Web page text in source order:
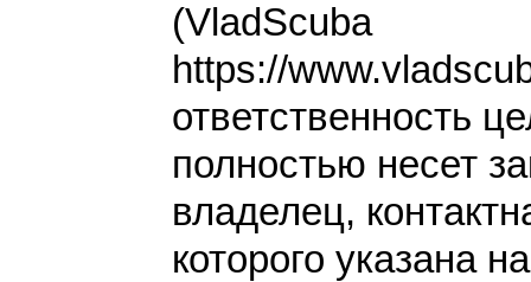
(VladScuba
https://
ответственность
полностью несет
владелец,
которого указана